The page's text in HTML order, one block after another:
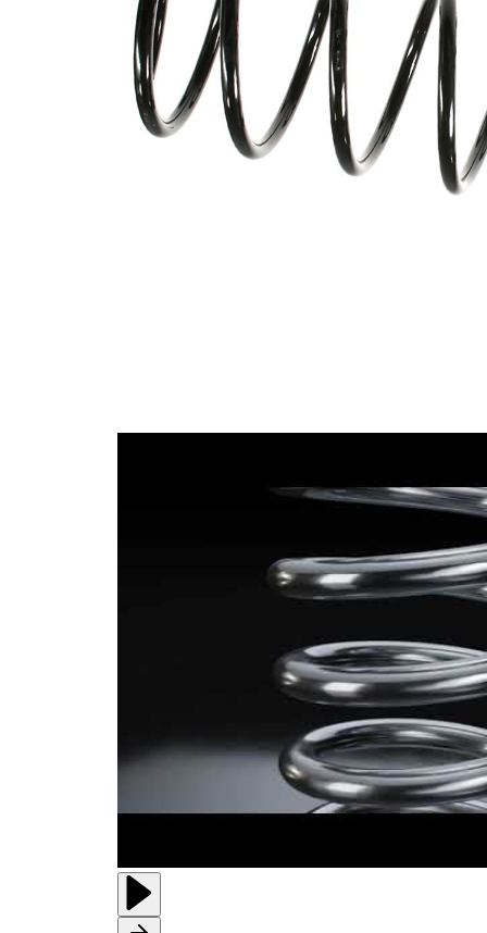
Tvar
pružiny
pružina s
konstatním
průměrem
Vnější
průměr
146 mm
Volitelné
Označení
zelená